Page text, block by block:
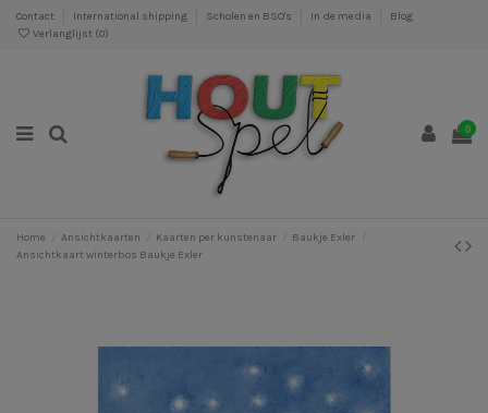
Contact International shipping Scholen en BSO's In de media
Blog
Verlanglijst (0)
0
Home Ansichtkaarten Kaarten per kunstenaar
Baukje Exler
Ansichtkaart winterbos Baukje Exler